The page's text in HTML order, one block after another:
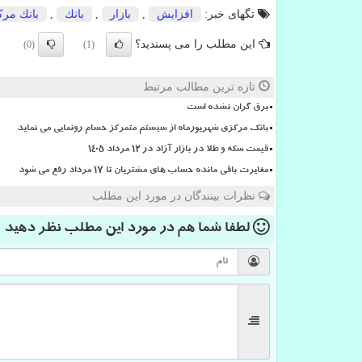
تگهای خبر: افزایش بازار بانك بانك
این مطلب را می پسندید؟ (1)
(0)
تازه ترین مطالب مرتبط
برق گران نشده است
بانک مرکزی شهریورماه از سیستم متمرکز حسام رونمایی می نماید
قیمت سکه و طلا در بازار آزاد در ۱۲ مرداد ۱۴۰۵
مغایرت باقی مانده حساب های مشتریان تا 17 مرداد رفع می شود
نظرات بینندگان در مورد این مطلب
لطفا شما همدر مورد این مطلب نظر دهید